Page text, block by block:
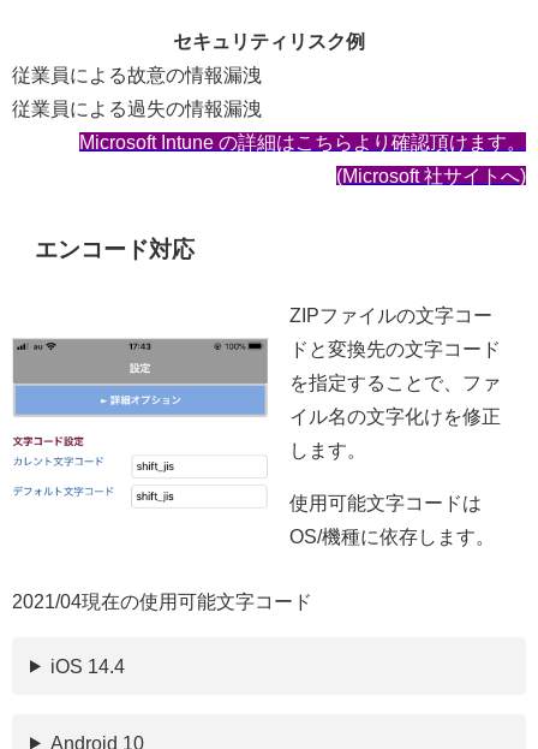
セキュリティリスク例
従業員による故意の情報漏洩
従業員による過失の情報漏洩
Microsoft Intune の詳細はこちらより確認頂けます。
(Microsoft 社サイトへ)
エンコード対応
ZIPファイルの文字コー
ドと変換先の文字コード
を指定することで、ファ
イル名の文字化けを修正
します。
使用可能文字コードは
OS/機種に依存します。
2021/04現在の使用可能文字コード
iOS 14.4
Android 10